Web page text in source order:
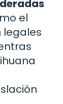
el
legales